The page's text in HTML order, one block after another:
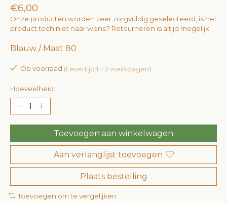
€6,00
Onze producten worden zeer zorgvuldig geselecteerd, is het
product toch niet naar wens? Retourneren is altijd mogelijk.
Blauw / Maat 80
Op voorraad (Levertijd:1 - 3 werkdagen)
Hoeveelheid:
Toevoegen aan winkelwagen
Aan verlanglijst toevoegen
Plaats bestelling
Toevoegen om te vergelijken